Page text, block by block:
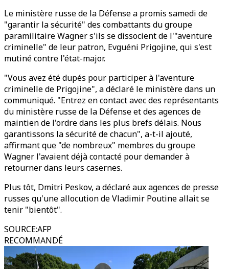
Le ministère russe de la Défense a promis samedi de
"garantir la sécurité" des combattants du groupe
paramilitaire Wagner s'ils se dissocient de l'"aventure
criminelle" de leur patron, Evguéni Prigojine, qui s'est
mutiné contre l'état-major.
"Vous avez été dupés pour participer à l'aventure
criminelle de Prigojine", a déclaré le ministère dans un
communiqué. "Entrez en contact avec des représentants
du ministère russe de la Défense et des agences de
maintien de l'ordre dans les plus brefs délais. Nous
garantissons la sécurité de chacun", a-t-il ajouté,
affirmant que "de nombreux" membres du groupe
Wagner l'avaient déjà contacté pour demander à
retourner dans leurs casernes.
Plus tôt, Dmitri Peskov, a déclaré aux agences de presse
russes qu'une allocution de Vladimir Poutine allait se
tenir "bientôt".
SOURCE:AFP
RECOMMANDÉ